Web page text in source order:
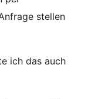
stellen
ich das auch